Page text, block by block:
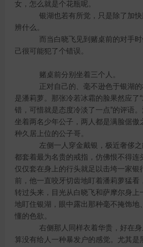
女，怎么就是个花瓶呢。
银湖也若有所觉，只是除了加快
辨什么。
而当白晓飞见到赌桌前的对手时
己很可能犯了个错误。
赌桌前分别坐着三个人。
正对自己的、毫不逊色于银湖的
是潘莉萝。那张冷若冰霜的脸果然应了
错，可惜就是态度冷淡了一点”的评语
坐着两名少年公子，两人都是满脸倨傲
种久居上位的公子哥。
左侧一人穿金戴银，极近奢侈之
都套着最为名贵的戒指，仿佛恨不得连
仅仅套在身上的行头就足以击垮一家银
前，他一直咬牙切齿地盯着潘莉萝猛看
转过头来，目光从白晓飞和萨摩尔身上
地盯住银湖，眼中露出那种毫不掩饰地
懂的色欲。
右侧那人同样衣着华贵，好在身
算没有给人一种暴发户的感觉。尤其是